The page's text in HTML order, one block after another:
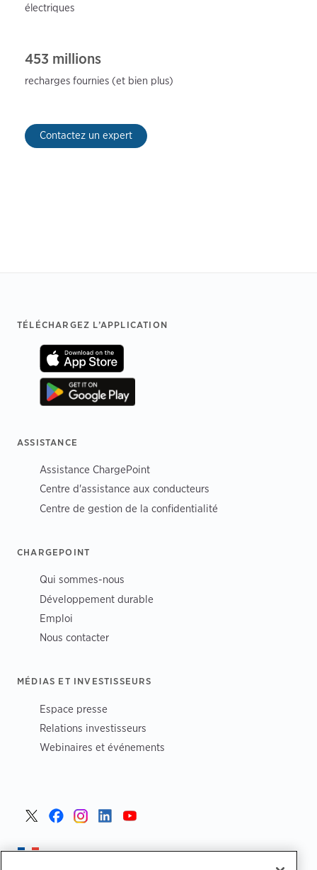
électriques
453 millions
recharges fournies (et bien plus)
Contactez un expert
Footer
TÉLÉCHARGEZ L’APPLICATION
ASSISTANCE
Assistance ChargePoint
Centre d'assistance aux conducteurs
Centre de gestion de la confidentialité
CHARGEPOINT
Qui sommes-nous
Développement durable
Emploi
Nous contacter
MÉDIAS ET INVESTISSEURS
Espace presse
Relations investisseurs
Webinaires et événements
France >